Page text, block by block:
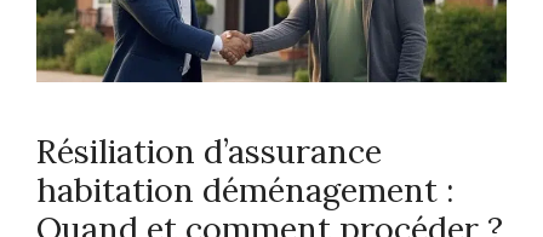
Résiliation d’assurance
habitation déménagement :